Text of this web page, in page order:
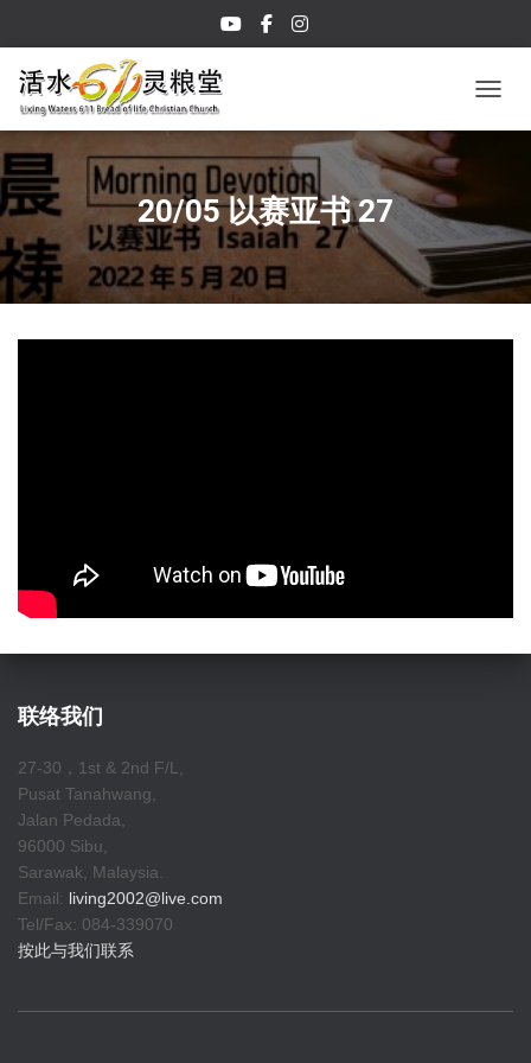
20/05 以赛亚书 27
联络我们
27-30，1st & 2nd F/L,
Pusat Tanahwang,
Jalan Pedada,
96000 Sibu,
Sarawak, Malaysia.
Email: living2002@live.com
Tel/Fax: 084-339070
按此与我们联系